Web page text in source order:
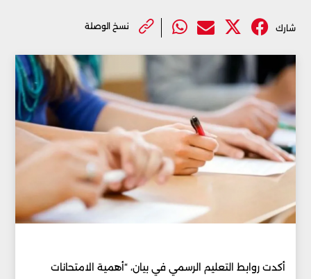
شارك نسخ الوصلة
أكدت روابط التعليم الرسمي في بيان، “أهمية الامتحانات